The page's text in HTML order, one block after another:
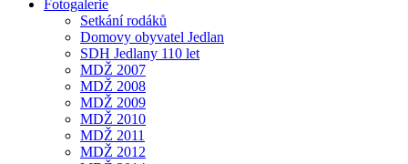
Fotogalerie
Setkání rodáků
Domovy obyvatel Jedlan
SDH Jedlany 110 let
MDŽ 2007
MDŽ 2008
MDŽ 2009
MDŽ 2010
MDŽ 2011
MDŽ 2012